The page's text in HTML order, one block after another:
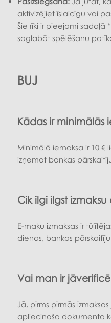
aktivizējiet īslaicīgu vai
Šie rīki ir pieejami sadaļā
saglabāt spēlēšanu
BUJ
Kādas ir minimālās
Minimālā iemaksa ir 10 €
izņemot bankas
Cik ilgi ilgst
E-maku izmaksas ir
dienas, bankas
Vai man ir
Jā, pirms pirmās
apliecinoša dokumenta